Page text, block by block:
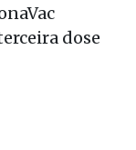
dose